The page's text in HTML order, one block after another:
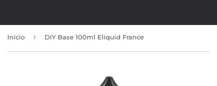
Início › DIY Base 100ml Eliquid France